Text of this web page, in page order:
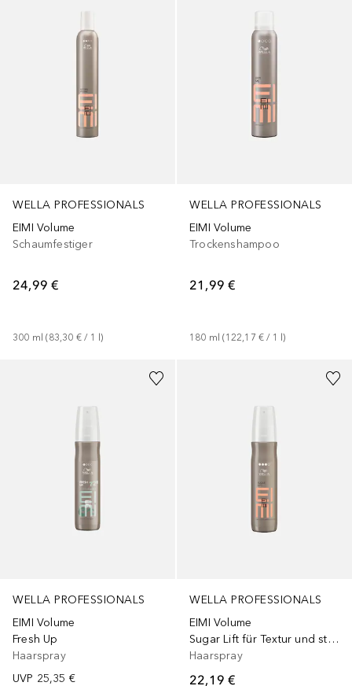
WELLA PROFESSIONALS
EIMI Volume
Schaumfestiger
24,99 €
300 ml (83,30 € / 1 l)
WELLA PROFESSIONALS
EIMI Volume
Trockenshampoo
21,99 €
180 ml (122,17 € / 1 l)
WELLA PROFESSIONALS
EIMI Volume
Fresh Up
Haarspray
UVP 25,35 €
WELLA PROFESSIONALS
EIMI Volume
Sugar Lift für Textur und starkes Haltvolumen
Haarspray
22,19 €